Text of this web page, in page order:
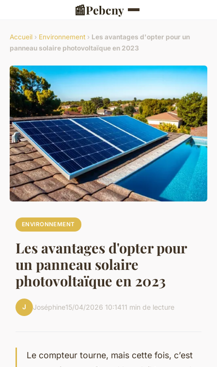
📰Pebcny
Accueil › Environnement › Les avantages d'opter pour un
panneau solaire photovoltaïque en 2023
ENVIRONNEMENT
Les avantages d'opter pour
un panneau solaire
photovoltaïque en 2023
J Joséphine15/04/2026 10:1411 min de lecture
Le compteur tourne, mais cette fois, c’est